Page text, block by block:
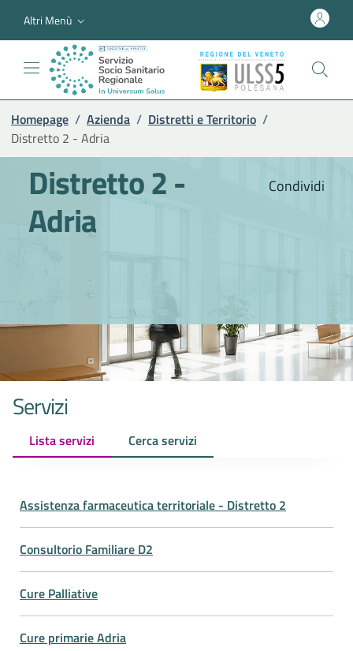
Altri Menù
Homepage / Azienda / Distretti e Territorio /
Distretto 2 - Adria
Condividi
Distretto 2 -
Adria
Servizi
Lista servizi Cerca servizi
Assistenza farmaceutica territoriale - Distretto 2
Consultorio Familiare D2
Cure Palliative
Cure primarie Adria